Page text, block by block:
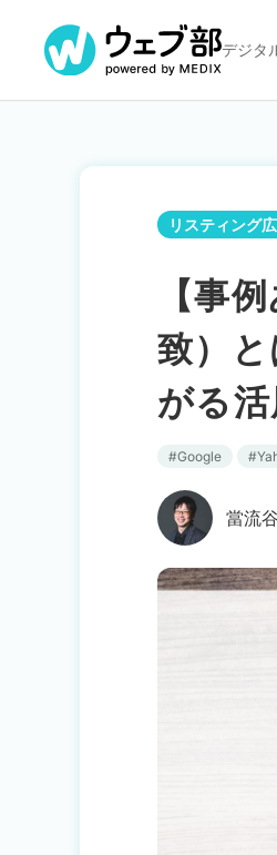
デジタ
【事
致）
がる
リスティング
Google
當流